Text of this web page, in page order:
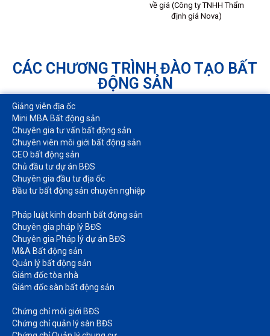
về giá (Công ty TNHH Thẩm
định giá Nova)
CÁC CHƯƠNG TRÌNH ĐÀO TẠO BẤT
ĐỘNG SẢN
Giảng viên địa ốc
Mini MBA Bất động sản
Chuyên gia tư vấn bất động sản
Chuyên viên môi giới bất động sản​
CEO bất động sản
Chủ đầu tư dự án BĐS
Chuyên gia đầu tư địa ốc​
Đầu tư bất động sản chuyên nghiệp
Pháp luật kinh doanh bất động sản​
Chuyên gia pháp lý BĐS
Chuyên gia Pháp lý dự án BĐS
M&A Bất động sản​
Quản lý bất động sản
Giám đốc tòa nhà​
Giám đốc sàn bất động sản
Chứng chỉ môi giới BĐS​
Chứng chỉ quản lý sàn BĐS